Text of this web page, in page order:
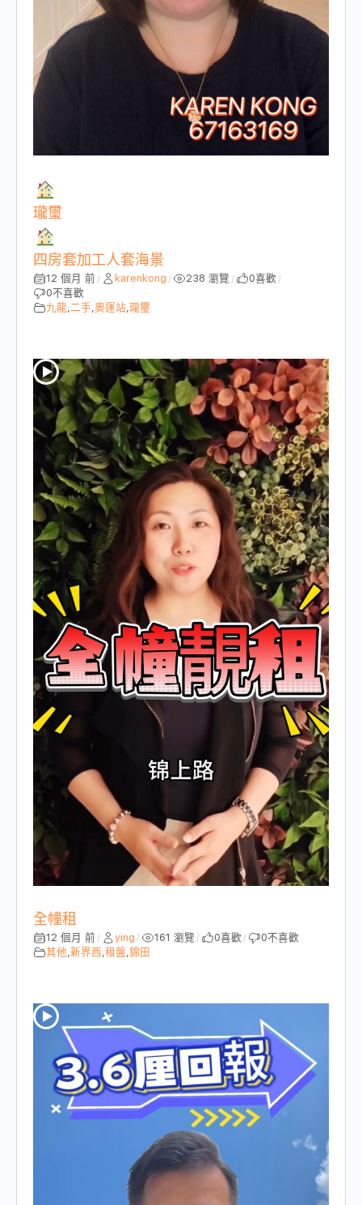
瓏璽
四房套加工人套海景
12 個月 前 / karenkong / 238 瀏覽 / 0喜歡 /
0不喜歡
九龍,二手,奧運站,瓏璽
全幢租
12 個月 前 / ying / 161 瀏覽 / 0喜歡 / 0不喜歡
其他 新界西 租盤 錦田